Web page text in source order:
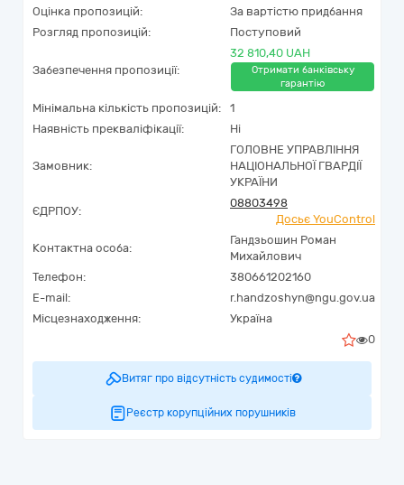
Оцінка пропозицій:
За вартістю придбання
Розгляд пропозицій:
Поступовий
Забезпечення пропозиції:
32 810,40 UAH
Отримати банківську
гарантію
Мінімальна кількість пропозицій:
1
Наявність прекваліфікації:
Ні
Замовник:
ГОЛОВНЕ УПРАВЛІННЯ
НАЦІОНАЛЬНОЇ ГВАРДІЇ
УКРАЇНИ
ЄДРПОУ:
08803498
Досьє YouControl
Контактна особа:
Гандзьошин Роман
Михайлович
Телефон:
380661202160
E-mail:
r.handzoshyn@ngu.gov.ua
Місцезнаходження:
Україна
0
Витяг про відсутність судимості
Реєстр корупційних порушників